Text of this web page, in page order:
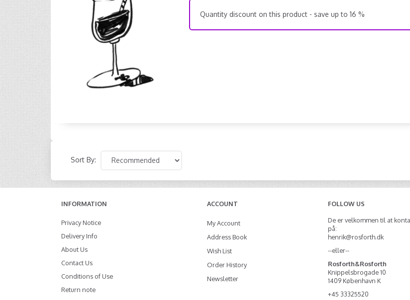
Quantity discount on this product - save up to 16 %
Sort By:
INFORMATION
Privacy Notice
Delivery Info
About Us
Contact Us
Conditions of Use
Return note
ACCOUNT
My Account
Address Book
Wish List
Order History
Newsletter
FOLLOW US
De er velkommen til at
på:
henrik@rosforth.dk
--eller--
Rosforth&Rosforth
Knippelsbrogade 10
1409 København K
+45 33325520